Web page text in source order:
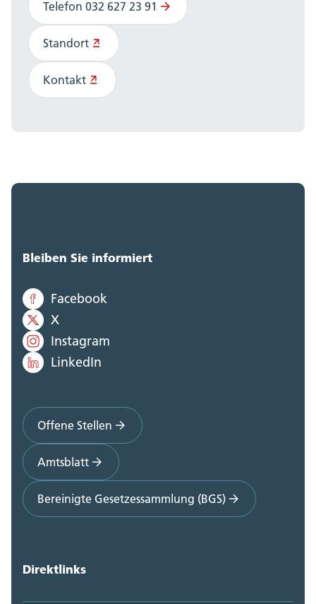
Telefon 032 627 23 91
Standort
Kontakt
Bleiben Sie informiert
Facebook
X
Instagram
LinkedIn
Offene Stellen
Amtsblatt
Bereinigte Gesetzessammlung (BGS)
Direktlinks